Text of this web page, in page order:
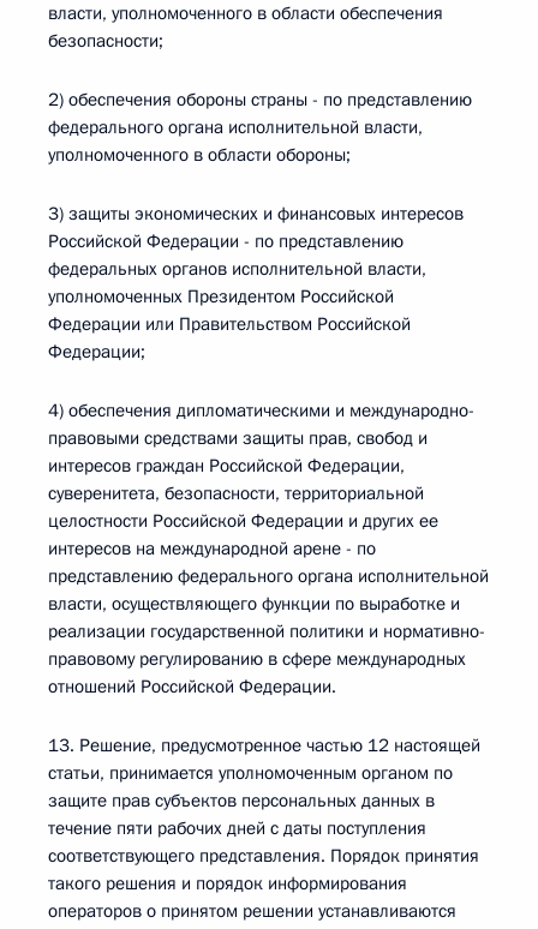
власти, уполномоченного в области обеспечения
безопасности;
2) обеспечения обороны страны - по представлению
федерального органа исполнительной власти,
уполномоченного в области обороны;
3) защиты экономических и финансовых интересов
Российской Федерации - по представлению
федеральных органов исполнительной власти,
уполномоченных Президентом Российской
Федерации или Правительством Российской
Федерации;
4) обеспечения дипломатическими и международно-
правовыми средствами защиты прав, свобод и
интересов граждан Российской Федерации,
суверенитета, безопасности, территориальной
целостности Российской Федерации и других ее
интересов на международной арене - по
представлению федерального органа исполнительной
власти, осуществляющего функции по выработке и
реализации государственной политики и нормативно-
правовому регулированию в сфере международных
отношений Российской Федерации.
13. Решение, предусмотренное частью 12 настоящей
статьи, принимается уполномоченным органом по
защите прав субъектов персональных данных в
течение пяти рабочих дней с даты поступления
соответствующего представления. Порядок принятия
такого решения и порядок информирования
операторов о принятом решении устанавливаются